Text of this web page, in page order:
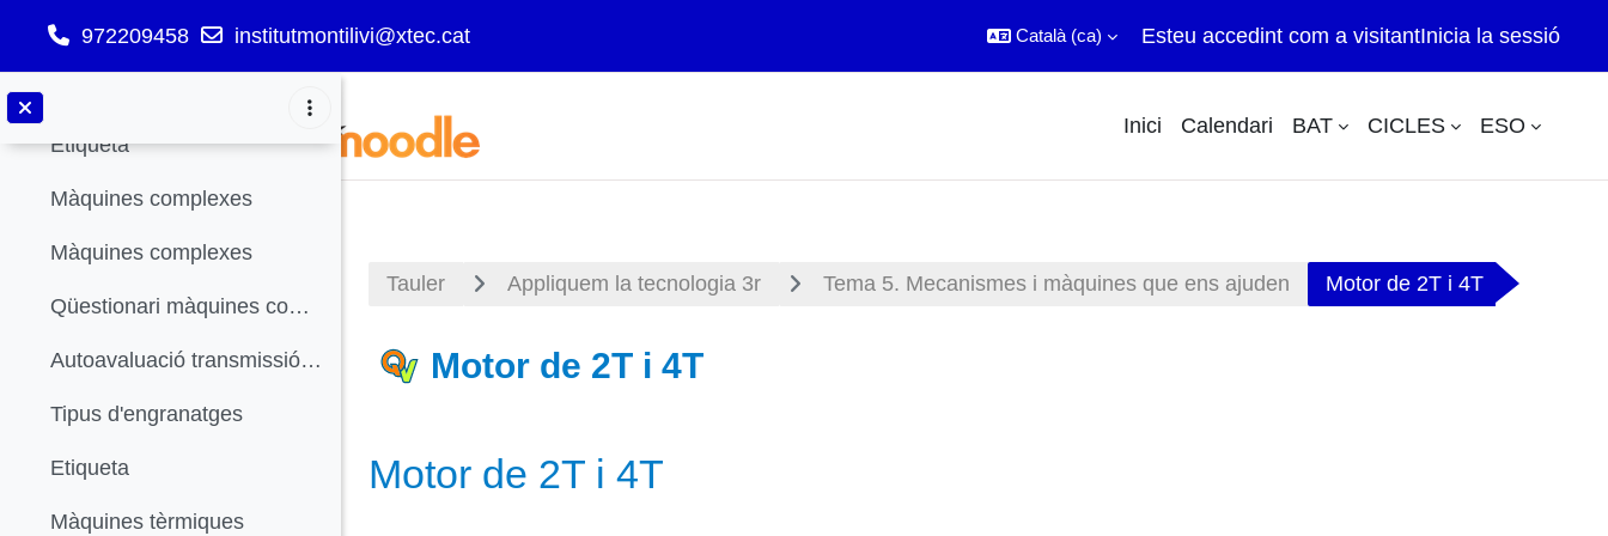
Ves al contingut principal
972209458 institutmontilivi@xtec.cat Català ‎(ca)‎ Esteu accedint com a visitantInicia la sessió
Inici Calendari BAT CICLES ESO
Màquines simples
Etiqueta
Màquines complexes
Màquines complexes
Qüestionari màquines complexes (Individual)
Autoavaluació transmissió de moviment
Tipus d'engranatges
Etiqueta
Màquines tèrmiques
Tauler Appliquem la tecnologia 3r Tema 5. Mecanismes i màquines que ens ajuden Motor de 2T i 4T
Motor de 2T i 4T
Motor de 2T i 4T